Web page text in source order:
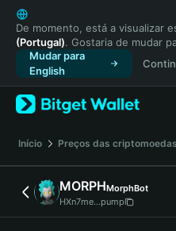
English
日本語
Tiếng Việt
Русский
Español (Latinoamérica)
Türkçe
Français
Deutsch
简体中文
繁體中文
Português (Portugal)
De momento, está a visualizar
(Portugal). Gostaria de mudar
Mudar para
English
Início Preços das criptomoedas
MORPHMorphBot
HXn7me...pump